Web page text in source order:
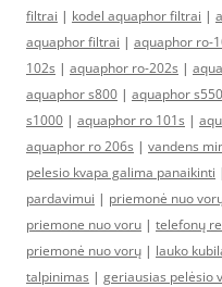
filtrai | kodel aquaphor filtrai |
aquaphor filtrai | aquaphor ro-
102s | aquaphor ro-202s |
aquaphor s800 | aquaphor s550
s1000 | aquaphor ro 101s |
aquaphor ro 206s | vandens
pelesio kvapa galima panaikinti
pardavimui | priemonė nuo
priemone nuo voru | telefonų
priemonė nuo vorų | lauko
talpinimas | geriausias pelėsio